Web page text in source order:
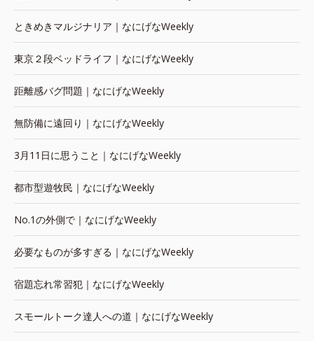
ときめきマルジナリア｜なにげなWeekly
東京２段ベッドライフ｜なにげなWeekly
距離感バグ問題｜なにげなWeekly
無防備に遠回り｜なにげなWeekly
3月11日に思うこと｜なにげなWeekly
都市型遊牧民｜なにげなWeekly
No.1の外側で｜なにげなWeekly
必要なものが多すぎる｜なにげなWeekly
宿題忘れ常習犯｜なにげなWeekly
スモールトーク達人への道｜なにげなWeekly